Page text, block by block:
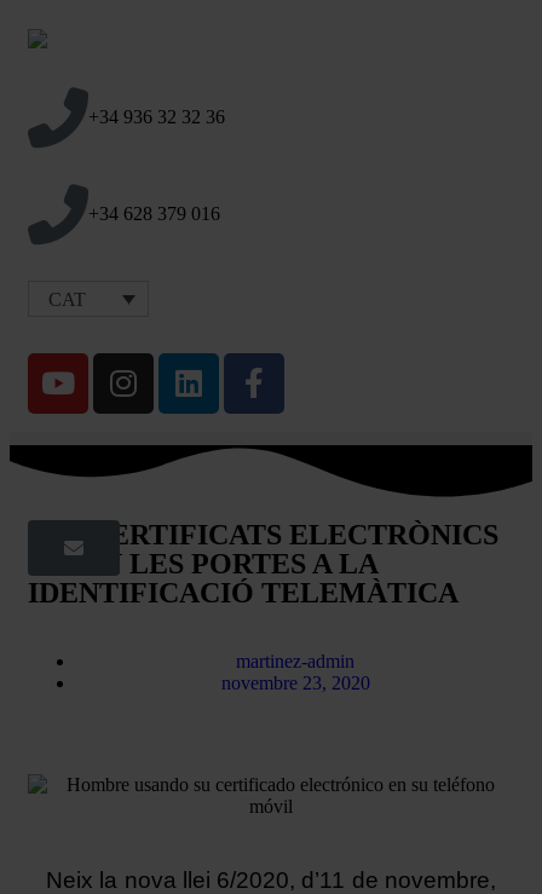
+34 936 32 32 36
+34 628 379 016
CAT
ELS CERTIFICATS ELECTRÒNICS
OBRIN LES PORTES A LA
IDENTIFICACIÓ TELEMÀTICA
martinez-admin
novembre 23, 2020
Neix la nova llei 6/2020, d’11 de novembre,